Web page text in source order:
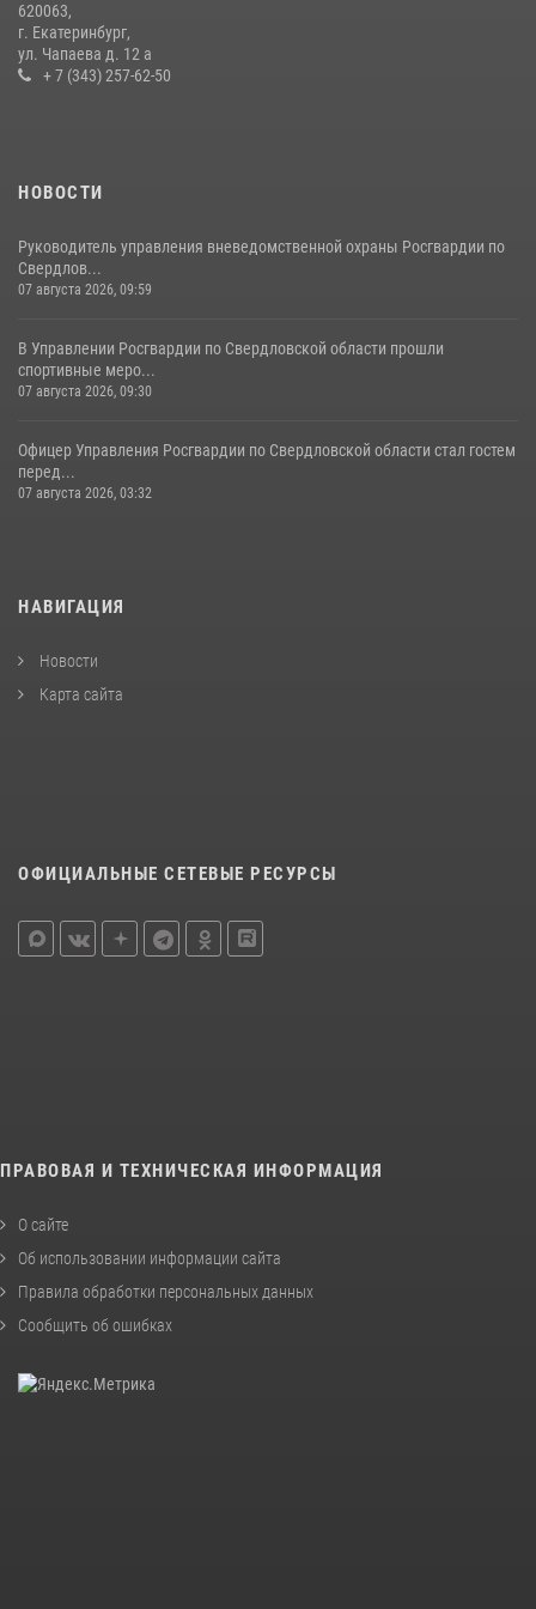
специальное занятие
27 июля 2026, 12:37
620063,
г. Екатеринбург,
ул. Чапаева д. 12 а
+ 7 (343) 257-62-50
НОВОСТИ
Руководитель управления вневедомственной охраны Росгвардии по
Свердлов...
07 августа 2026, 09:59
В Управлении Росгвардии по Свердловской области прошли
спортивные меро...
07 августа 2026, 09:30
Офицер Управления Росгвардии по Свердловской области стал гостем
перед...
07 августа 2026, 03:32
НАВИГАЦИЯ
Новости
Карта сайта
ОФИЦИАЛЬНЫЕ СЕТЕВЫЕ РЕСУРСЫ
ПРАВОВАЯ И ТЕХНИЧЕСКАЯ ИНФОРМАЦИЯ
О сайте
Об использовании информации сайта
Правила обработки персональных данных
Сообщить об ошибках